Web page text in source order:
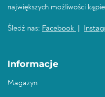
największych możliwości
Śledź nas: Facebook
Informacje
Magazyn